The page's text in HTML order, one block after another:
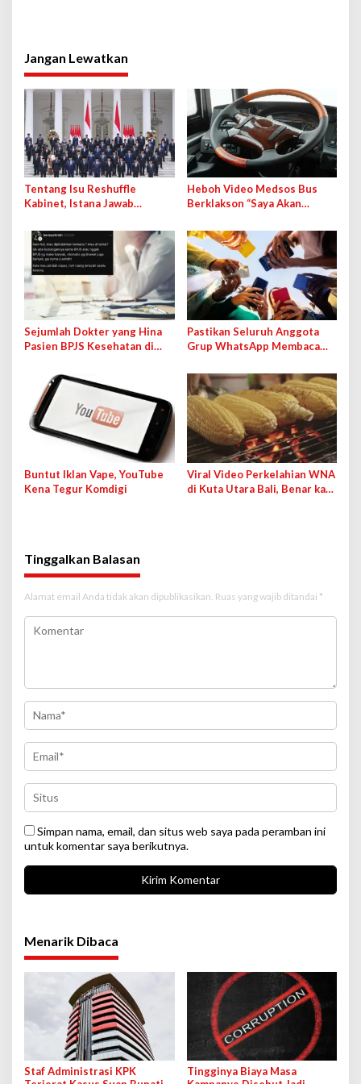
Jangan Lewatkan
Tentang Isu Reshuffle
Kabinet, Istana Jawab
Jabatan Kosong
Heboh Video Medsos Bus
Berklakson “Saya Akan
Klarifikasi
Sejumlah Dokter yang Hina
Pasien BPJS Kesehatan di
Pastikan Seluruh Anggota
Grup WhatsApp Membaca
Buntut Iklan Vape, YouTube
Kena Tegur Komdigi
Viral Video Perkelahian WNA
di Kuta Utara Bali, Benar kah
Tinggalkan Balasan
Alamat email Anda tidak akan dipublikasikan. Ruas yang wajib ditandai *
Simpan nama, email, dan situs web saya pada peramban ini
untuk komentar saya berikutnya.
Menarik Dibaca
Staf Administrasi KPK
Tingginya Biaya Masa